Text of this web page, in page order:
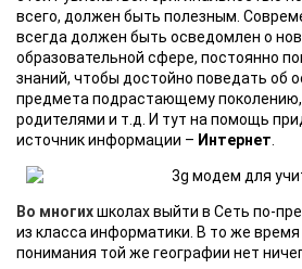
всего, должен быть полезным.
всегда должен быть осведомлен о
образовательной сфере, постоянно
знаний, чтобы достойно поведать об
предмета подрастающему
родителями и т.д. И тут на помощь
источник информации – Интернет
Во многихшколах выйти в Сеть по-
из класса информатики. В то же
понимания той же географии нет